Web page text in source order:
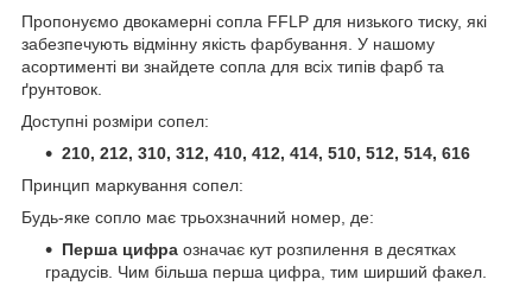
Пропонуємо двокамерні сопла FFLP для низького тиску, які
забезпечують відмінну якість фарбування. У нашому
асортименті ви знайдете сопла для всіх типів фарб та
ґрунтовок.
Доступні розміри сопел:
210, 212, 310, 312, 410, 412, 414, 510, 512, 514, 616
Принцип маркування сопел:
Будь-яке сопло має трьохзначний номер, де:
Перша цифра означає кут розпилення в десятках
градусів. Чим більша перша цифра, тим ширший факел.